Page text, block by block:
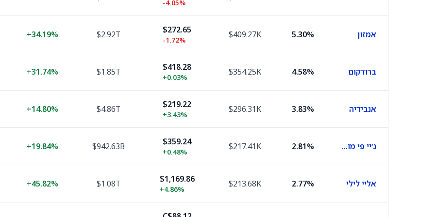
-4.05%
אמזון 5.30%
$409.27K
$272.65
-1.72%
$2.92T
+34.19%
ברודקום 4.58%
$354.25K
$418.28
+0.03%
$1.85T
+31.74%
אנבידיה 3.83%
$296.31K
$219.22
+3.43%
$4.86T
+14.80%
ג׳יי פי מורגן 2.81%
$217.41K
$359.24
+0.48%
$942.63B
+19.84%
אליי לילי 2.77%
$213.68K
$1,169.86
+4.86%
$1.08T
+45.82%